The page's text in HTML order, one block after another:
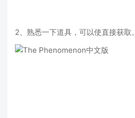
2、熟悉一下道具，可以使直接获取。